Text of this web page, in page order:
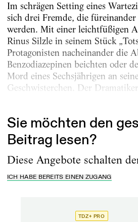
Im schrägen Setting eines
sich drei Fremde, die
werden. Mit einer leichtfüßigen
Rinus Silzle in seinem Stück
Protagonisten nacheinander die
Benzodiazepinen beichten oder
Mord eines Sechsjährigen an
Geschwisterchen. Der
Sie möchten den
Beitrag lesen?
Diese Angebote schalten
ICH HABE BEREITS EINEN ZUGANG
TDZ+ PRO